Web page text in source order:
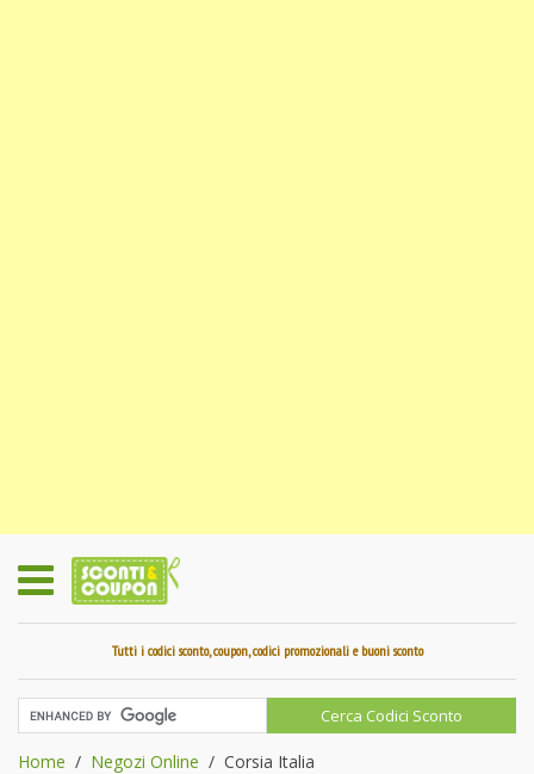
Tutti i codici sconto, coupon, codici promozionali e buoni sconto
Home Negozi Online Corsia Italia